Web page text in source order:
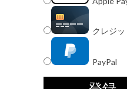
クレジ
PayPal